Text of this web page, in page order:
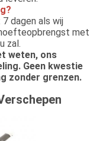
dagen als wij
met
zal.
weten, ons
Geen kwestie
zonder grenzen.